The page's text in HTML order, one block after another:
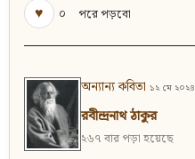
♥
০ পরে পড়বো
অন্যান্য কবিতা ১২ মে ২০২৪
রবীন্দ্রনাথ ঠাকুর
২৬৭ বার পড়া হয়েছে